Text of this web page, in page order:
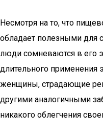
Несмотря на то, что
обладает полезными для
люди сомневаются в его
длительного применения
женщины, страдающие
другими аналогичными
никакого облегчения